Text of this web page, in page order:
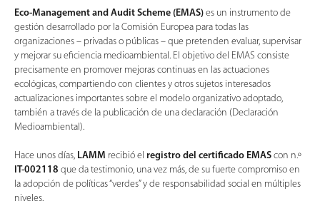
Eco-Management and Audit Scheme (EMAS) es un instrumento de
gestión desarrollado por la Comisión Europea para todas las
organizaciones – privadas o públicas – que pretenden evaluar, supervisar
y mejorar su eficiencia medioambiental. El objetivo del EMAS consiste
precisamente en promover mejoras continuas en las actuaciones
ecológicas, compartiendo con clientes y otros sujetos interesados
actualizaciones importantes sobre el modelo organizativo adoptado,
también a través de la publicación de una declaración (Declaración
Medioambiental).
Hace unos días, LAMM recibió el registro del certificado EMAS con n.º
IT-002118 que da testimonio, una vez más, de su fuerte compromiso en
la adopción de políticas “verdes” y de responsabilidad social en múltiples
niveles.